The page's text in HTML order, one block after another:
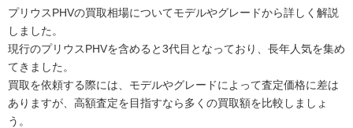
プリウスPHVの買取相場についてモデルやグレードから詳しく解説
しました。
現行のプリウスPHVを含めると3代目となっており、長年人気を集め
てきました。
買取を依頼する際には、モデルやグレードによって査定価格に差は
ありますが、高額査定を目指すなら多くの買取額を比較しましょ
う。